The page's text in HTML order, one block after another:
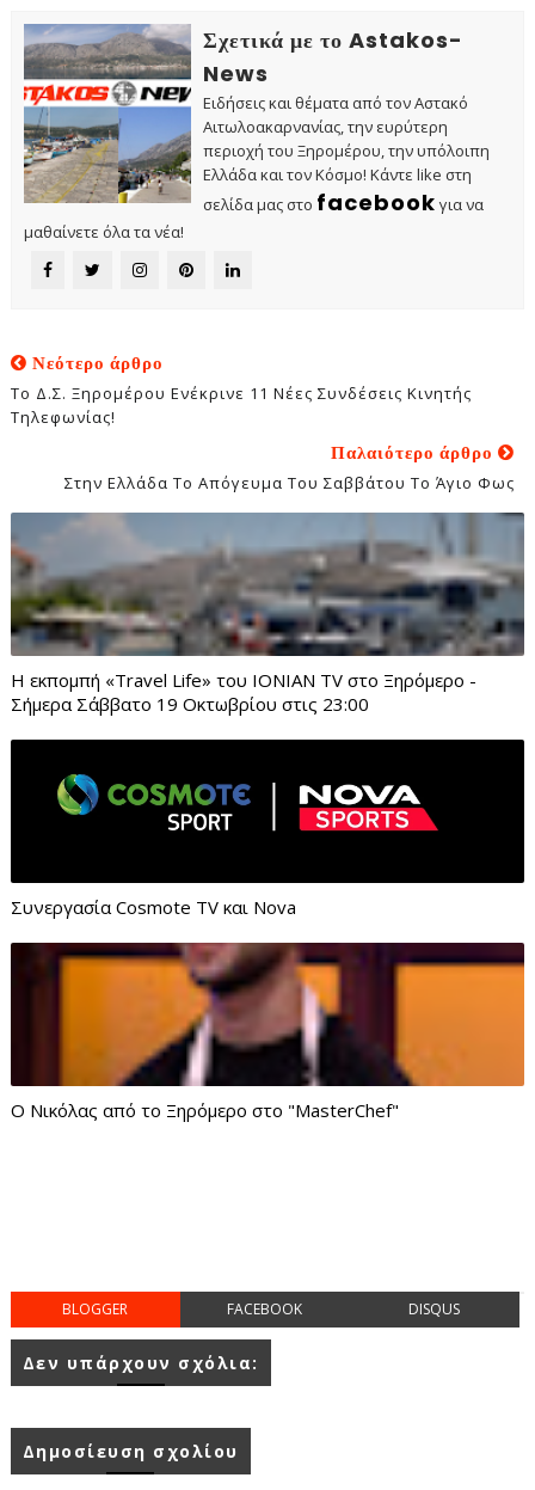
Σχετικά με το Astakos-
News
Ειδήσεις και θέματα από τον Αστακό
Αιτωλοακαρνανίας, την ευρύτερη
περιοχή του Ξηρομέρου, την υπόλοιπη
Ελλάδα και τον Κόσμο! Κάντε like στη
σελίδα μας στο facebook για να
μαθαίνετε όλα τα νέα!
Νεότερο άρθρο
Το Δ.Σ. Ξηρομέρου Ενέκρινε 11 Νέες Συνδέσεις Κινητής
Τηλεφωνίας!
Παλαιότερο άρθρο
Στην Ελλάδα Το Απόγευμα Του Σαββάτου Το Άγιο Φως
Η εκπομπή «Travel Life» του IONIAN TV στο Ξηρόμερο -
Σήμερα Σάββατο 19 Οκτωβρίου στις 23:00
Συνεργασία Cosmote TV και Nova
Ο Νικόλας από το Ξηρόμερο στο "MasterChef"
BLOGGER FACEBOOK DISQUS
Δεν υπάρχουν σχόλια:
Δημοσίευση σχολίου